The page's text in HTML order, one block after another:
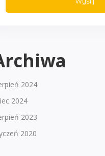
2024
2024
2023
2020